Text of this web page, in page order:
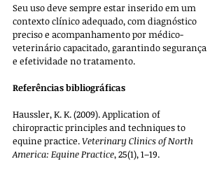
Seu uso deve sempre estar inserido em um
contexto clínico adequado, com diagnóstico
preciso e acompanhamento por médico-
veterinário capacitado, garantindo segurança
e efetividade no tratamento.
Referências bibliográficas
Haussler, K. K. (2009). Application of
chiropractic principles and techniques to
equine practice. Veterinary Clinics of North
America: Equine Practice, 25(1), 1–19.